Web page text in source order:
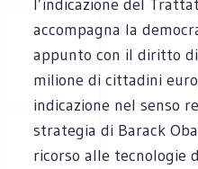
l’indicazione del
accompagna la
appunto con il diritto
milione di cittadini
indicazione nel senso
strategia di Barack
ricorso alle tecnologie